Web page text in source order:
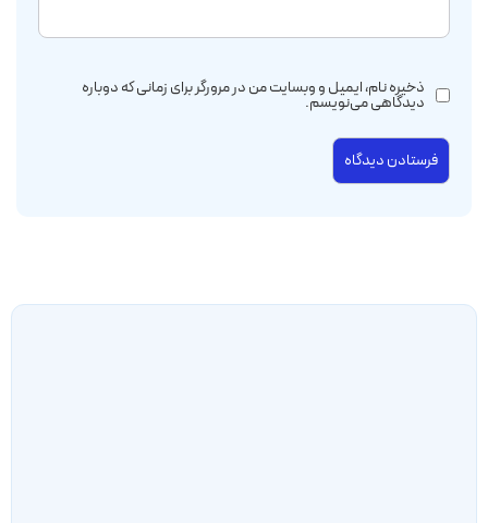
ذخیره نام، ایمیل و وبسایت من در مرورگر برای زمانی که دوباره
دیدگاهی می‌نویسم.